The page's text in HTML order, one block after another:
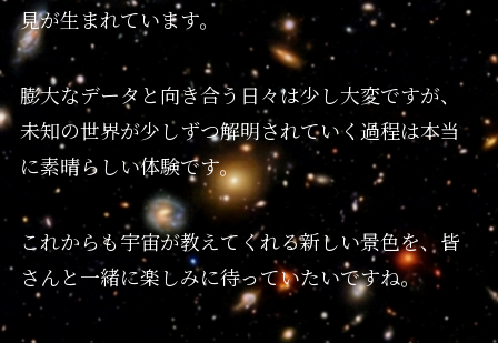
見が生まれています。
膨大なデータと向き合う日々は少し大変ですが、
未知の世界が少しずつ解明されていく過程は本当
に素晴らしい体験です。
これからも宇宙が教えてくれる新しい景色を、皆
さんと一緒に楽しみに待っていたいですね。